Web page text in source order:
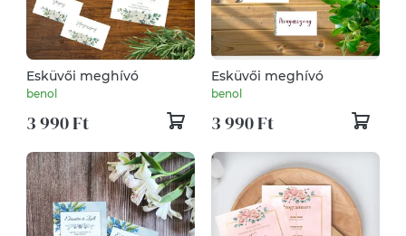
Esküvői meghívó
benol
3 990 Ft
Esküvői meghívó
benol
3 990 Ft